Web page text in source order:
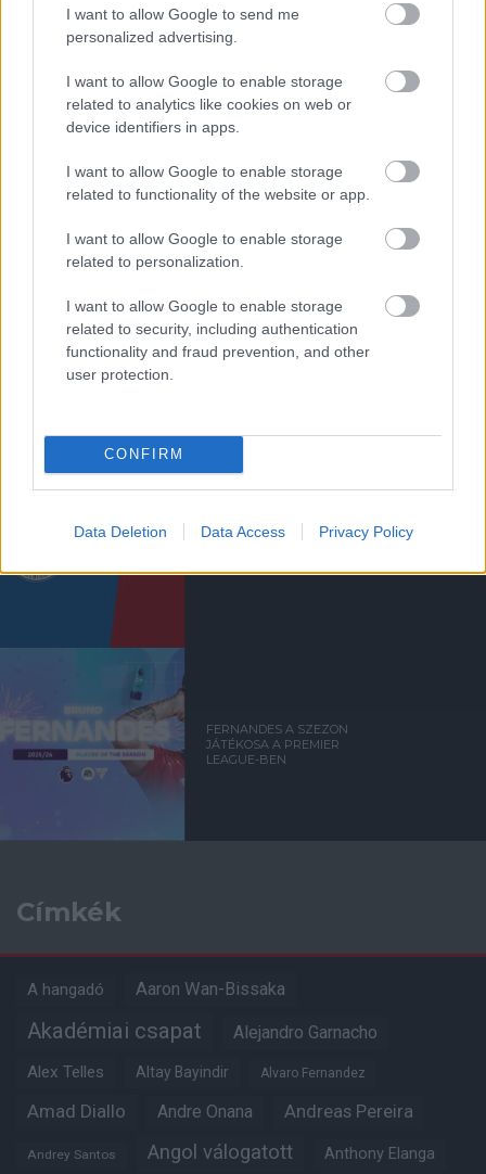
I want to allow Google to send me
personalized advertising.
I want to allow Google to enable storage
related to analytics like cookies on web or
device identifiers in apps.
I want to allow Google to enable storage
related to functionality of the website or app.
I want to allow Google to enable storage
related to personalization.
I want to allow Google to enable storage
related to security, including authentication
functionality and fraud prevention, and other
user protection.
CONFIRM
Data Deletion Data Access Privacy Policy
PREMIER LEAGUE
2026/27-ES SZEZONBELI
SORSOLÁSA
KIK MARADNAK ÉS
BRIGHTON & HOVE ALBION
FERNANDES A SZEZON
JÁTÉKOSA A PREMIER
LEAGUE-BEN
Címkék
A hangadó Aaron Wan-Bissaka
Akadémiai csapat Alejandro Garnacho
Alex Telles Altay Bayindir Alvaro Fernandez
Amad Diallo Andre Onana Andreas Pereira
Andrey Santos Angol válogatott Anthony Elanga